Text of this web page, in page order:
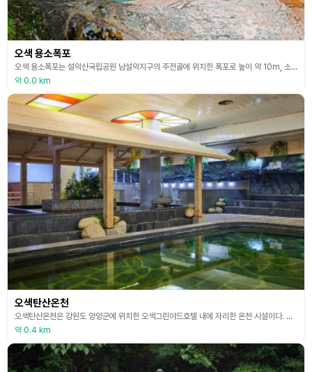
오색 용소폭포
오색 용소폭포는 설악산국립공원 남설악지구의 주전골에 위치한 폭포로 높이 약 10m, 소 깊이 약 7m 규모다. 아직 손길이 많이 닿지 않아 자연 그대로의 모습을 간직하고 있으며 맑은 계곡과 울창한 숲이 어우러져 많은 이들이 발걸음 하게 만든다. 이 소에서 살던 천년 묵은 암수 이무기 두 마리가 용이 되어 승천하려다가 수놈만 승천하고 암놈은 미처 준비가 안 된 탓에 이곳에서 굳어져 바위와 폭포가 되었다는 전설이 있다. (출처: 강원특별자치도청)
약 0.0 km
오색탄산온천
오색탄산온천은 강원도 양양군에 위치한 오색그린야드호텔 내에 자리한 온천 시설이다. 오색그린야드호텔은 해발 647m에 위치해 있으며, 남설악산 국립공원 내 유일한 복합온천호텔이다. 이곳의 온천수에는 구리, 아연 등의 금속이온과 나트륨, 마그네슘, 칼륨 등의 미네랄이 풍부하게 함유되어 있다. 이러한 성분들은 피로 회복과 면역력 증진에 효과가 있으며, 혈액 순환 개선과 피부 건강에도 도움이 되는 것으로 알려져 있다. 온천욕 후에는 암반파동욕을 통해 몸의 에너
약 0.4 km